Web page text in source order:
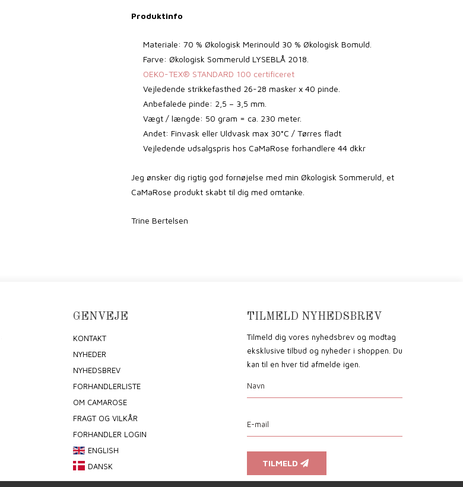
Produktinfo
Materiale: 70 % Økologisk Merinould 30 % Økologisk Bomuld.
Farve: Økologisk Sommeruld LYSEBLÅ 2018.
OEKO-TEX® STANDARD 100 certificeret
Vejledende strikkefasthed 26-28 masker x 40 pinde.
Anbefalede pinde: 2,5 – 3,5 mm.
Vægt / længde: 50 gram = ca. 230 meter.
Andet: Finvask eller Uldvask max 30°C / Tørres fladt
Vejledende udsalgspris hos CaMaRose forhandlere 44 dkkr
Jeg ønsker dig rigtig god fornøjelse med min Økologisk Sommeruld, et
CaMaRose produkt skabt til dig med omtanke.
Trine Bertelsen
GENVEJE
KONTAKT
NYHEDER
NYHEDSBREV
FORHANDLERLISTE
OM CAMAROSE
FRAGT OG VILKÅR
FORHANDLER LOGIN
ENGLISH
DANSK
TILMELD NYHEDSBREV
Tilmeld dig vores nyhedsbrev og modtag
eksklusive tilbud og nyheder i shoppen. Du
kan til en hver tid afmelde igen.
TILMELD